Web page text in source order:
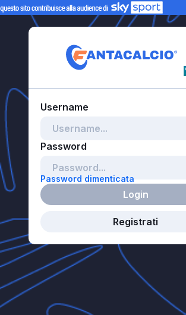
Password dimenticata
Login
Registrati